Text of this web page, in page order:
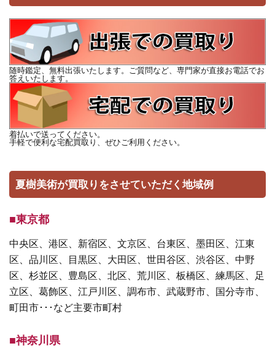
随時鑑定、無料出張いたします。ご質問など、専門家が直接お電話でお
答えいたします。
着払いで送ってください。
手軽で便利な宅配買取り、ぜひご利用ください。
夏樹美術が買取りをさせていただく地域例
■東京都
中央区、港区、新宿区、文京区、台東区、墨田区、江東
区、品川区、目黒区、大田区、世田谷区、渋谷区、中野
区、杉並区、豊島区、北区、荒川区、板橋区、練馬区、足
立区、葛飾区、江戸川区、調布市、武蔵野市、国分寺市、
町田市･･･など主要市町村
■神奈川県